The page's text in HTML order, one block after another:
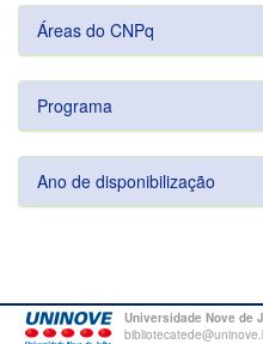
Áreas do CNPq
Programa
Ano de disponibilização
Universidade Nove de